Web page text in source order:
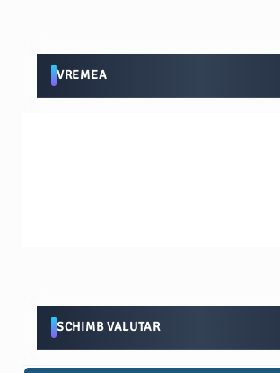
VREMEA
SCHIMB VALUTAR